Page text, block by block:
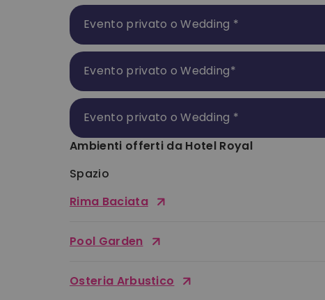
Evento privato o Wedding *
Evento privato o Wedding*
Evento privato o Wedding *
Ambienti offerti da Hotel Royal
Spazio
Rima Baciata
Pool Garden
Osteria Arbustico